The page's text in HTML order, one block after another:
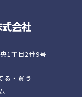
1丁目2番9号
る・買う